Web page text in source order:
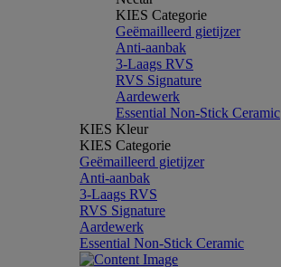
KIES Categorie
Geëmailleerd gietijzer
Anti-aanbak
3-Laags RVS
RVS Signature
Aardewerk
Essential Non-Stick Ceramic
KIES Kleur
KIES Categorie
Geëmailleerd gietijzer
Anti-aanbak
3-Laags RVS
RVS Signature
Aardewerk
Essential Non-Stick Ceramic